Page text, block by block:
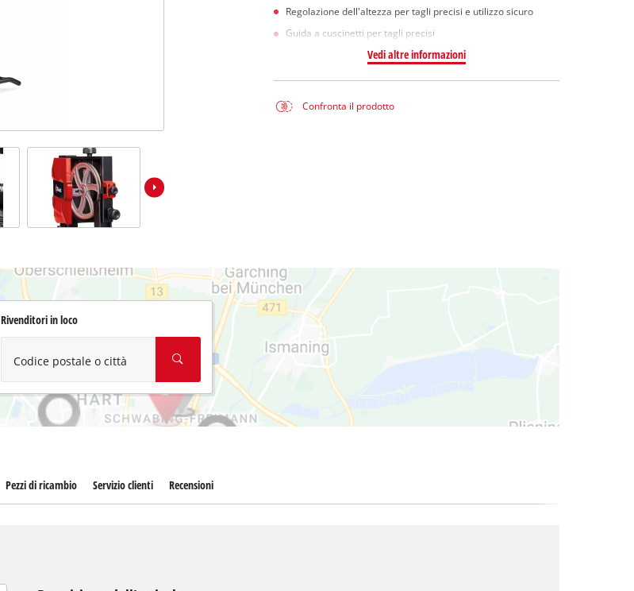
Regolazione dell'altezza per tagli precisi e utilizzo sicuro
Guida a cuscinetti per tagli precisi
Vedi altre informazioni
Confronta il prodotto
Rivenditori in loco
Codice postale o città
Pezzi di ricambio Servizio clienti Recensioni